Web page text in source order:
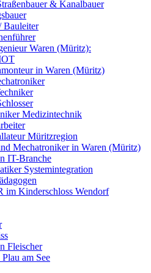
& Kanalbauer
Bauleiter
Waren (Müritz):
in Waren (Müritz)
Medizintechnik
Müritzregion
Mechatroniker in Waren (Müritz)
IT-Branche
Systemintegration
im Kinderschloss Wendorf
Fleischer
am See